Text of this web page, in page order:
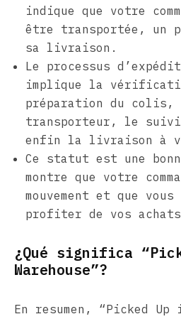
indique que votre
être transportée, un
sa livraison.
Le processus
implique la
préparation du colis,
transporteur, le
enfin la livraison à
Ce statut est une
montre que votre
mouvement et que
profiter de vos
¿Qué significa
Warehouse”?
En resumen, “Picked Up